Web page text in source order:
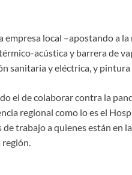
local –apostando a la
acústica y barrera de
sanitaria y eléctrica, y
el de colaborar contra la
regional como lo es el
trabajo a quienes están en la
región.